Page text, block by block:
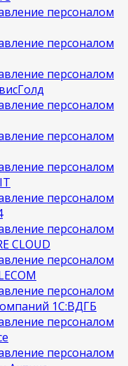
персоналом
персоналом
персоналом
персоналом
персоналом
персоналом
персоналом
персоналом
CLOUD
персоналом
персоналом
1С:ВДГБ
персоналом
персоналом